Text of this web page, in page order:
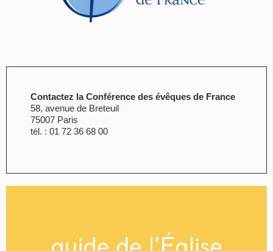
Contactez la Conférence des évêques de France
58, avenue de Breteuil
75007 Paris
tél. : 01 72 36 68 00